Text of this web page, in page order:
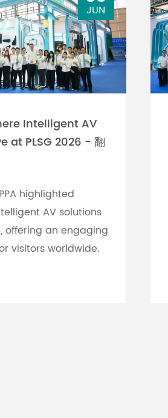
JUN
Intelligent AV
at PLSG 2026 - 翻
highlighted
AV solutions
offering an engaging
visitors worldwide.